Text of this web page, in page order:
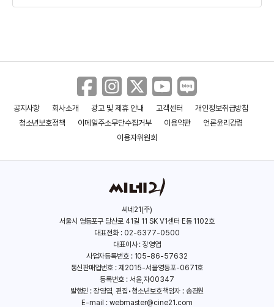
코드 오브 아너 시티 워: 익스트림 킬러
공지사항 회사소개 광고 및 제휴 안내 고객센터
개인정보취급방침
청소년보호정책
이메일주소무단수집거부 이용약관
언론윤리강령
이용자위원회
씨네21(주)
서울시 영등포구 당산로 41길 11 SK V1센터 E동 1102호
대표전화 : 02-6377-0500
대표이사 : 장영엽
사업자등록번호 : 105-86-57632
통신판매업번호 : 제2015-서울영등포-0671호
등록번호 : 서울,자00347
발행인 : 장영엽, 편집•청소년보호책임자 : 송경원
E-mail : webmaster@cine21.com